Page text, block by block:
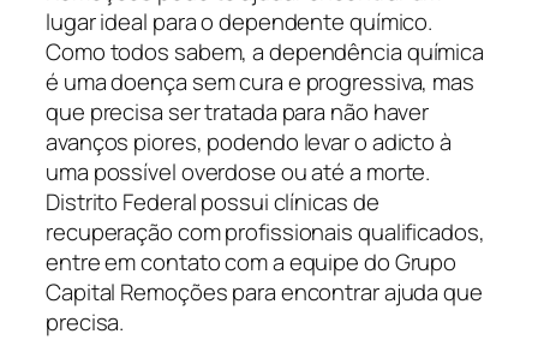
lugar ideal para o dependente químico.
Como todos sabem, a dependência química
é uma doença sem cura e progressiva, mas
que precisa ser tratada para não haver
avanços piores, podendo levar o adicto à
uma possível overdose ou até a morte.
Distrito Federal possui clínicas de
recuperação com profissionais qualificados,
entre em contato com a equipe do Grupo
Capital Remoções para encontrar ajuda que
precisa.